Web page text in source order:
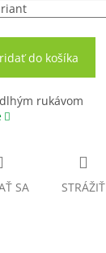
do košíka
rukávom
SA STRÁŽIŤ